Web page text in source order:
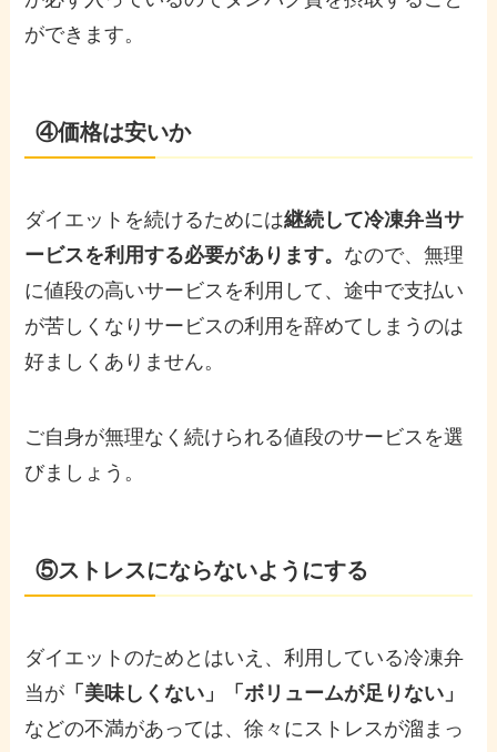
ができます。
④価格は安いか
ダイエットを続けるためには継続して冷凍弁当サ
ービスを利用する必要があります。 なので、無理
に値段の高いサービスを利用して、途中で支払い
が苦しくなりサービスの利用を辞めてしまうのは
好ましくありません。
ご自身が無理なく続けられる値段のサービスを選
びましょう。
⑤ストレスにならないようにする
ダイエットのためとはいえ、利用している冷凍弁
当が 「美味しくない」「ボリュームが足りない」
などの不満があっては、徐々にストレスが溜まっ